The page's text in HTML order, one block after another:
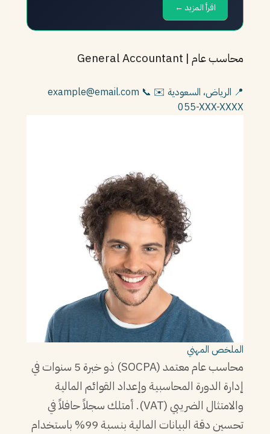
اقرأ المزيد ←
محاسب عام | General Accountant
📍 الرياض، السعودية ✉️ example@email.com
📞
055-XXX-XXXX
الملخص المهني
محاسب عام معتمد (SOCPA) ذو خبرة 5 سنوات في
إدارة الدورة المحاسبية وإعداد القوائم المالية
والامتثال الضريبي (VAT). أمتلك سجلاً حافلاً في
تحسين دقة البيانات المالية بنسبة 99% باستخدام